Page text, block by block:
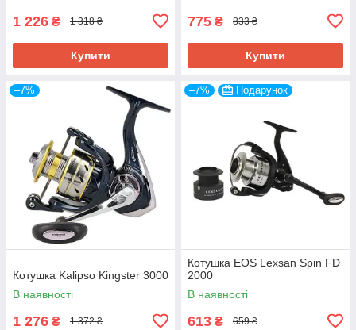
1 226 ₴ 1 318 ₴
Купити
775 ₴ 833 ₴
Купити
–7%
Котушка Kalipso Kingster 3000
В наявності
1 276 ₴ 1 372 ₴
–7% Подарунок
Котушка EOS Lexsan Spin FD
2000
В наявності
613 ₴ 659 ₴